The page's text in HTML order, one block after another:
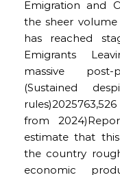
Emigration and
the sheer
has reached
Emigrants
massive post-
(Sustained
from
estimate that
the country
economic